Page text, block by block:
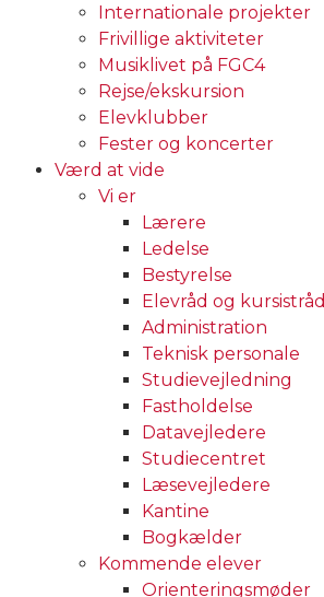
Internationale projekter
Frivillige aktiviteter
Musiklivet på FGC4
Rejse/ekskursion
Elevklubber
Fester og koncerter
Værd at vide
Vi er
Lærere
Ledelse
Bestyrelse
Elevråd og kursistråd
Administration
Teknisk personale
Studievejledning
Fastholdelse
Datavejledere
Studiecentret
Læsevejledere
Kantine
Bogkælder
Kommende elever
Orienteringsmøder